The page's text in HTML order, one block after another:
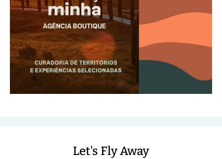
Let's Fly Away